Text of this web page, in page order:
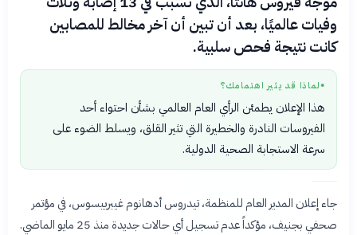
وفيات عالميًا، بعد أن تبين أن آخر مخالط للمصابين
كانت نتيجة فحص سلبية.
● لماذا قد يثير اهتمامك؟
هذا الإعلان يطمئن الرأي العام العالمي بشأن احتواء أحد
الفيروسات النادرة والخطيرة التي تثير القلق، ويسلط الضوء على
سرعة الاستجابة الصحية الدولية.
جاء إعلان المدير العام للمنظمة، تيدروس أدهانوم غيبرييسوس، في مؤتمر
صحفي بجنيف، مؤكداً عدم تسجيل أي حالات جديدة منذ 25 مايو الماضي.